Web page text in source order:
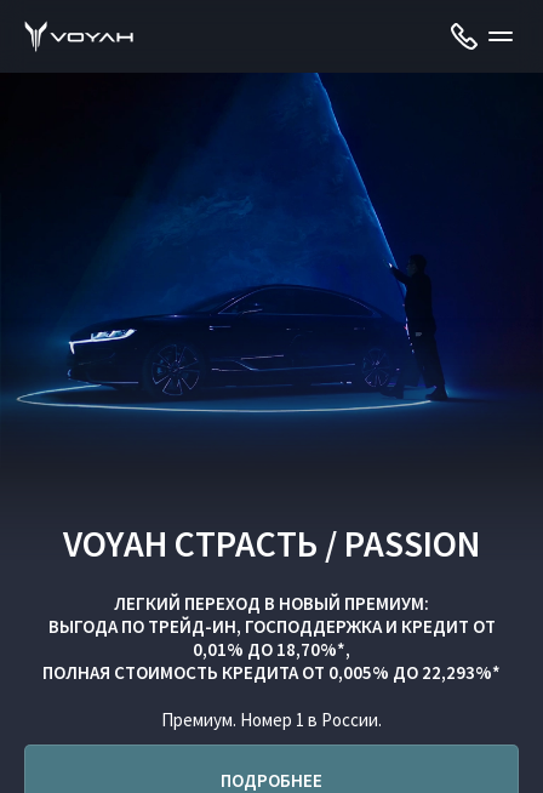
VOYAH СТРАСТЬ / PASSION
ЛЕГКИЙ ПЕРЕХОД В НОВЫЙ ПРЕМИУМ:
ВЫГОДА ПО ТРЕЙД-ИН, ГОСПОДДЕРЖКАИ КРЕДИТ ОТ
0,01% ДО 18,70%*,
ПОЛНАЯ СТОИМОСТЬ КРЕДИТА ОТ 0,005% ДО 22,293%*
Премиум. Номер 1 в России.
ПОДРОБНЕЕ